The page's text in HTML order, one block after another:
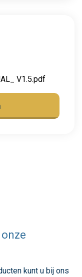
V1.5.pdf
kunt u bij ons